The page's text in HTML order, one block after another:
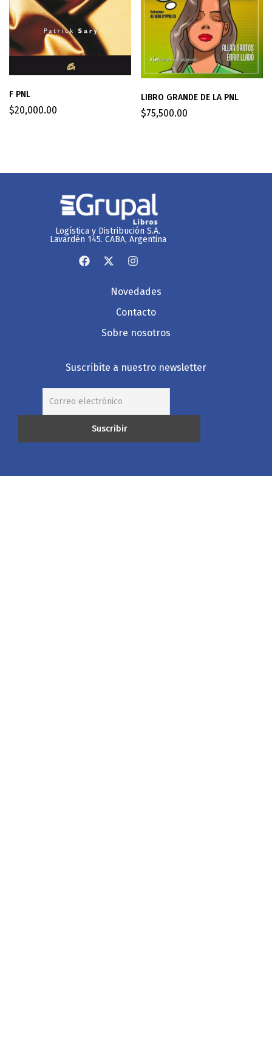
F PNL
$20,000.00
LIBRO GRANDE DE LA PNL
$75,500.00
Logística y Distribución S.A.
Lavardén 145. CABA, Argentina
Novedades
Contacto
Sobre nosotros
Suscribite a nuestro newsletter